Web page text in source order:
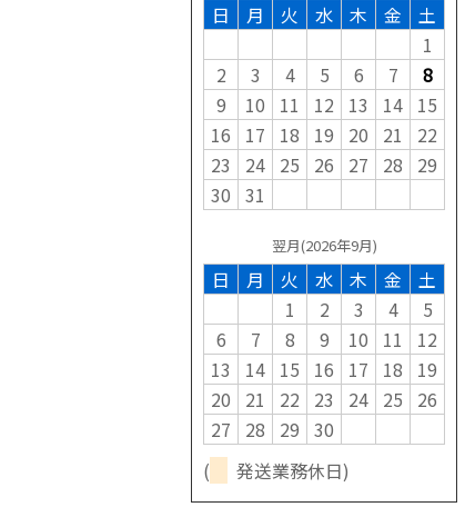
日 月 火 水 木 金
土
1
2
3 4 5 6 7
8
9
10 11 12 13 14 15
16
17 18 19 20 21
22
23
24 25 26 27 28
29
30 31
翌月(2026年9月)
日 月 火 水 木 金
土
1
2 3 4
5
6
7 8 9 10 11
12
13
14 15 16 17 18
19
20
21 22 23 24 25
26
27
28 29 30
(
発送業務休日)